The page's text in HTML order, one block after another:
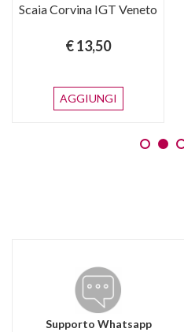
Scaia Corvina IGT Veneto
€ 13,50
AGGIUNGI
Supporto Whatsapp